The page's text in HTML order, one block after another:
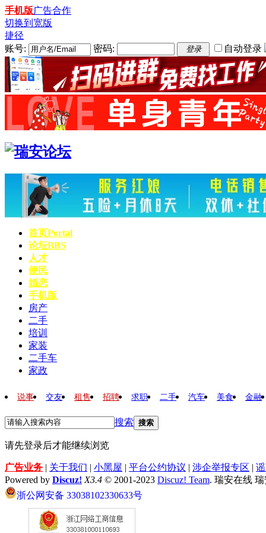
手机版广告合作
切换到宽版
捷径
账号:
密码: 登录 自动登录
首页Portal
论坛BBS
人才
便民
婚恋
手机版
房产
二手
培训
家装
二手车
家政
说事 交友 租售 招聘 求职 二手 汽车 美食 金融
搜索 搜索
请先登录后才能继续浏览
广告业务 | 关于我们 | 小黑屋 | 平台公约协议 | 涉企举报专区 |
Powered by Discuz! X3.4 © 2001-2023 Discuz! Team. 瑞安在线
浙公网安备 33038102330633号